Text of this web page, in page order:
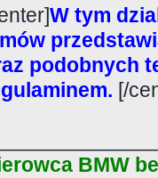
W tym
podobnych
[/
BMW